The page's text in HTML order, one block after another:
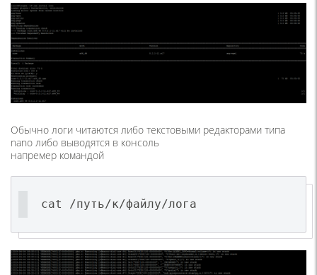
Обычно логи читаются либо текстовыми редакторами типа
nano либо выводятся в консоль
напремер командой
cat /путь/к/файлу/лога